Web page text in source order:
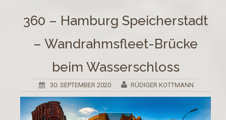
360 – Hamburg Speicherstadt
– Wandrahmsfleet-Brücke
beim Wasserschloss
30. SEPTEMBER 2020 RÜDIGER KOTTMANN